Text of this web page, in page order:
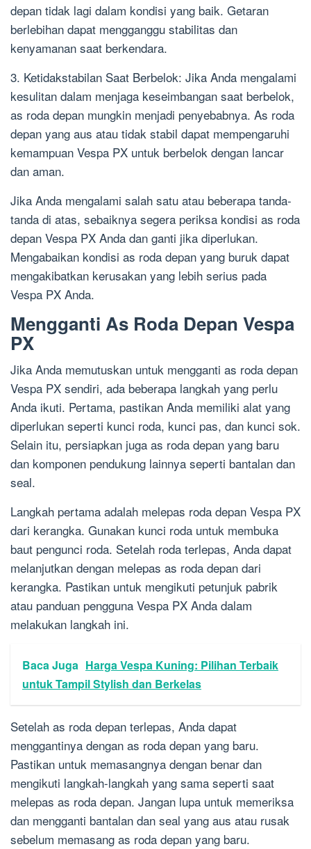
depan tidak lagi dalam kondisi yang baik. Getaran
berlebihan dapat mengganggu stabilitas dan
kenyamanan saat berkendara.
3. Ketidakstabilan Saat Berbelok: Jika Anda mengalami
kesulitan dalam menjaga keseimbangan saat berbelok,
as roda depan mungkin menjadi penyebabnya. As roda
depan yang aus atau tidak stabil dapat mempengaruhi
kemampuan Vespa PX untuk berbelok dengan lancar
dan aman.
Jika Anda mengalami salah satu atau beberapa tanda-
tanda di atas, sebaiknya segera periksa kondisi as roda
depan Vespa PX Anda dan ganti jika diperlukan.
Mengabaikan kondisi as roda depan yang buruk dapat
mengakibatkan kerusakan yang lebih serius pada
Vespa PX Anda.
Mengganti As Roda Depan Vespa
PX
Jika Anda memutuskan untuk mengganti as roda depan
Vespa PX sendiri, ada beberapa langkah yang perlu
Anda ikuti. Pertama, pastikan Anda memiliki alat yang
diperlukan seperti kunci roda, kunci pas, dan kunci sok.
Selain itu, persiapkan juga as roda depan yang baru
dan komponen pendukung lainnya seperti bantalan dan
seal.
Langkah pertama adalah melepas roda depan Vespa PX
dari kerangka. Gunakan kunci roda untuk membuka
baut pengunci roda. Setelah roda terlepas, Anda dapat
melanjutkan dengan melepas as roda depan dari
kerangka. Pastikan untuk mengikuti petunjuk pabrik
atau panduan pengguna Vespa PX Anda dalam
melakukan langkah ini.
Baca Juga Harga Vespa Kuning: Pilihan Terbaik
untuk Tampil Stylish dan Berkelas
Setelah as roda depan terlepas, Anda dapat
menggantinya dengan as roda depan yang baru.
Pastikan untuk memasangnya dengan benar dan
mengikuti langkah-langkah yang sama seperti saat
melepas as roda depan. Jangan lupa untuk memeriksa
dan mengganti bantalan dan seal yang aus atau rusak
sebelum memasang as roda depan yang baru.